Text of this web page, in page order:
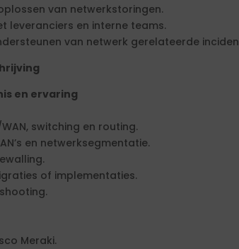
van netwerkstoringen.
leveranciers en interne teams.
van netwerk gerelateerde
en ervaring
switching en routing.
en netwerksegmentatie.
of implementaties.
Meraki.